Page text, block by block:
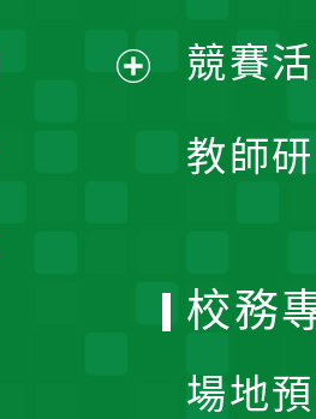
競賽
教師
開
校務
場地